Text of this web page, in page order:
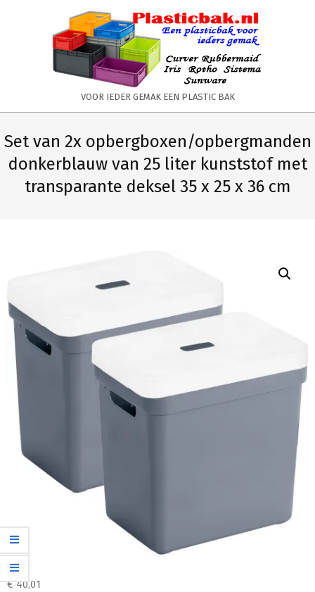
PLASTICBAK.NL
VOOR IEDER GEMAK EEN PLASTIC BAK
Navigation
Menu
Navigation
Menu
Set van 2x opbergboxen/opbergmanden
donkerblauw van 25 liter kunststof met
transparante deksel 35 x 25 x 36 cm
€40,01